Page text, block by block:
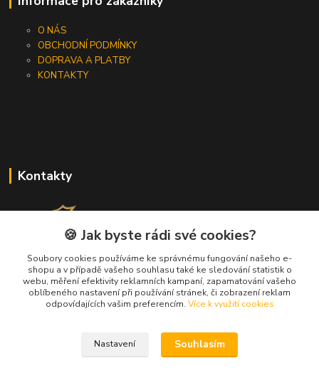
O NÁS
OBCHODNÍ PODMÍNKY
DOPRAVA A PLATBY
KONTAKTY
Kontakty
+420 733 562 259
(Po - Pá, 8 - 17 hod.)
info@jeanpeau.cz
🍪 Jak byste rádi své cookies?
Soubory cookies používáme ke správnému fungování našeho e-
shopu a v případě vašeho souhlasu také ke sledování statistik o
webu, měření efektivity reklamních kampaní, zapamatování vašeho
oblíbeného nastavení při používání stránek, či zobrazení reklam
odpovídajících vašim preferencím. Více k využití cookies
Nastavení Souhlasím